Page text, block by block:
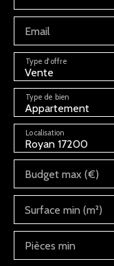
Email
Vente
Type d'offre
Appartement
Type de bien
Royan 17200
Localisation
Budget max (€)
Surface min (m²)
Pièces min